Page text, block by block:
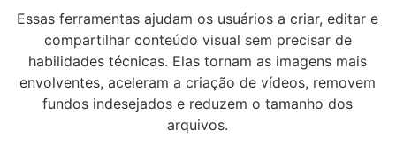
Essas ferramentas ajudam os usuários a criar, editar e
compartilhar conteúdo visual sem precisar de
habilidades técnicas. Elas tornam as imagens mais
envolventes, aceleram a criação de vídeos, removem
fundos indesejados e reduzem o tamanho dos
arquivos.